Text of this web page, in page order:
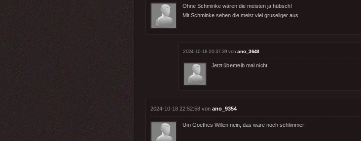
Ohne Schminke wären die meisten ja hübsch!
Mit Schminke sehen die meist viel gruseliger aus
2024-10-18 20:37:39 vonano_3648
Jetzt übertreib mal nicht.
2024-10-18 22:52:58 von ano_9354
Um Goethes Willen nein, das wäre noch schlimmer!